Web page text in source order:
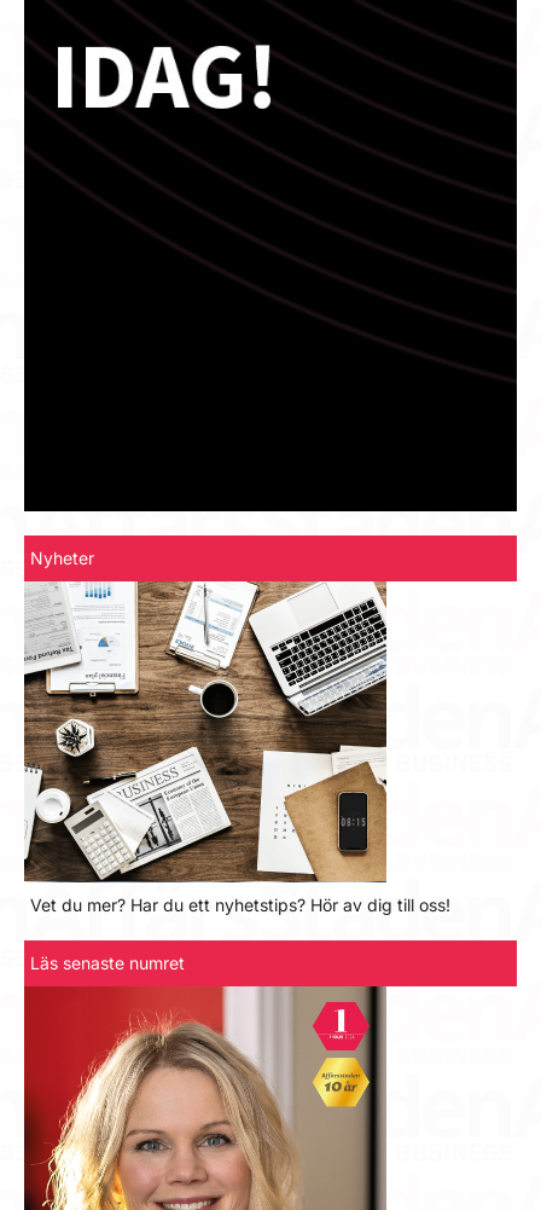
Nyheter
Vet du mer? Har du ett nyhetstips? Hör av dig till oss!
Läs senaste numret